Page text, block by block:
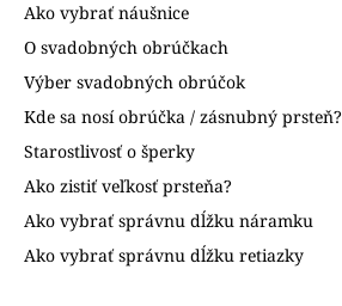
Ako vybrať náušnice
O svadobných obrúčkach
Výber svadobných obrúčok
Kde sa nosí obrúčka / zásnubný prsteň?
Starostlivosť o šperky
Ako zistiť veľkosť prsteňa?
Ako vybrať správnu dĺžku náramku
Ako vybrať správnu dĺžku retiazky